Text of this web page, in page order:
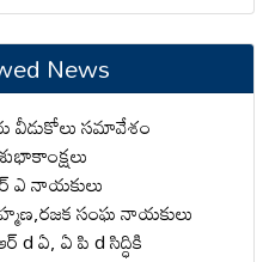
News
వీడుకోలు సమావేశం
ఎ నాయకులు
సంఘ నాయకులు
ఏ, ఏ పి d సిద్ధికి